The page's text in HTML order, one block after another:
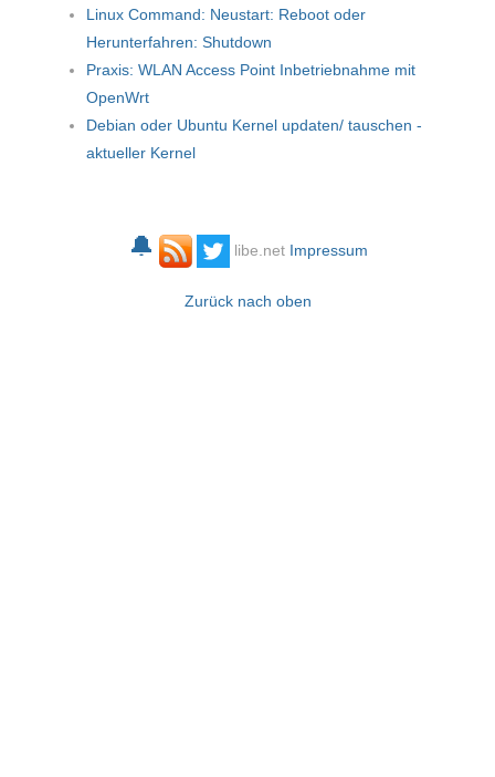
Linux Command: Neustart: Reboot oder
Herunterfahren: Shutdown
Praxis: WLAN Access Point Inbetriebnahme mit
OpenWrt
Debian oder Ubuntu Kernel updaten/ tauschen -
aktueller Kernel
🔔 libe.net Impressum
Zurück nach oben